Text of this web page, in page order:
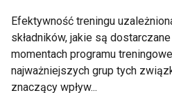
Efektywność treningu
składników, jakie są
momentach programu
najważniejszych grup tych
znaczący wpływ...